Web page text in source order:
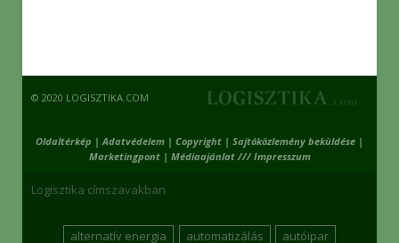
© 2020 LOGISZTIKA.COM
Oldaltérkép | Adatvédelem | Copyright | Sajtóközlemény beküldése |
Marketingpont| Médiaajánlat /// Impresszum
Logisztika címszavakban
alternatív energia automatizálás
autóipar